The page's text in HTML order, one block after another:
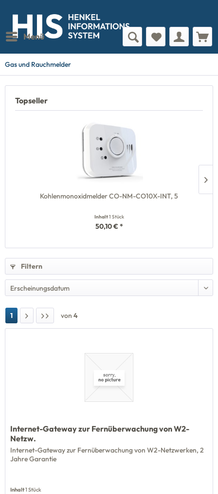
Menü
Gas und Rauchmelder
Topseller
Kohlenmonoxidmelder CO-NM-CO10X-INT, 5
Inhalt1 Stück
50,10 € *
Filtern
1 von 4
Internet-Gateway zur Fernüberwachung von W2-
Netzw.
Internet-Gateway zur Fernüberwachung von W2-Netzwerken, 2
Jahre Garantie
Inhalt1 Stück